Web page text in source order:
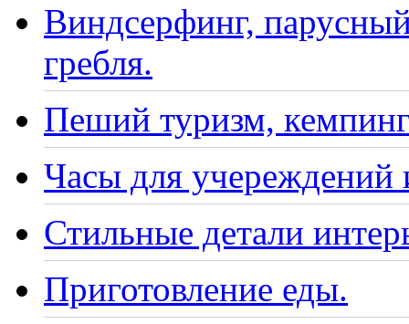
Виндсерфинг,
гребля.
Пеший туризм,
Часы для учереждений
Стильные детали
Приготовление еды.